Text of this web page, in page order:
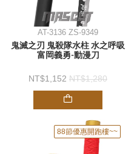
AT-3136 ZS-9349
鬼滅之刃 鬼殺隊水柱 水之呼吸
富岡義勇-動漫刀
1,152 1,280
88節優惠開跑樓~~